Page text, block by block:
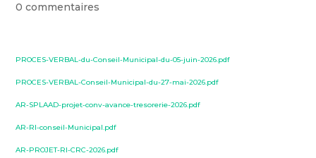
0 commentaires
PROCES-VERBAL-du-Conseil-Municipal-du-05-juin-2026.pdf
PROCES-VERBAL-Conseil-Municipal-du-27-mai-2026.pdf
AR-SPLAAD-projet-conv-avance-tresorerie-2026.pdf
AR-RI-conseil-Municipal.pdf
AR-PROJET-RI-CRC-2026.pdf